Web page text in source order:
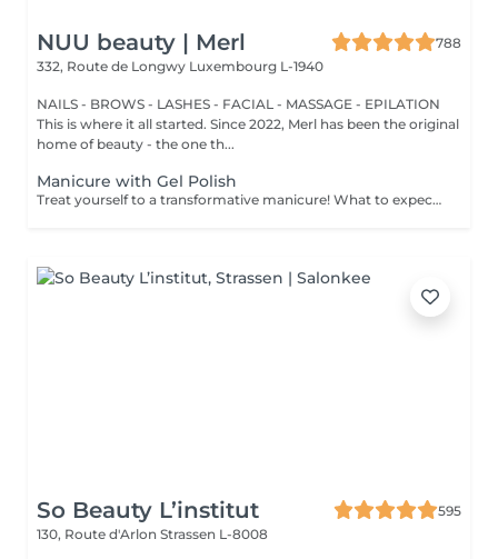
NUU beauty | Merl
788
332, Route de Longwy Luxembourg L-1940
NAILS - BROWS - LASHES - FACIAL - MASSAGE - EPILATION
This is where it all started. Since 2022, Merl has been the original
home of beauty - the one th...
Manicure with Gel Polish
Treat yourself to a transformative manicure! What to expect: - old polish is removed as a bonus - rough skin is removed - nails are shaped - cuticles and side ridges are polished - reinforcement is performed if chosen - semi-permanent polish is applied - cuticle oil and hand cream are applied Age: 16+ Frequency: every 3 weeks for best results. *Removal of old semi-permanent polish is included with the manicure. If you want a separate removal appointment, we charge €20 for the careful process that protects your nails. For the manicure, we leave a thin layer of old polish under the new layer to enhance the durability of the semi-permanent polish. *Please note that if semipermanent nail polish without manicure is chosen, rough skin, cuticle and side ridges won't be removed.
So Beauty L’institut
595
130, Route d'Arlon Strassen L-8008